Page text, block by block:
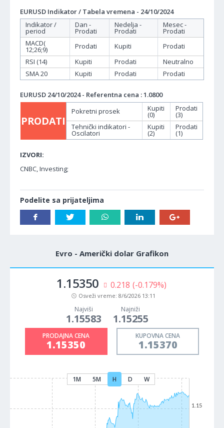
EURUSD Indikator / Tabela vremena - 24/10/2024
Indikator /
period
Dan -
Prodati
Nedelja -
Prodati
Mesec -
Prodati
MACD(
12;26;9) Prodati Kupiti
Prodati
RSI (14)
Kupiti Prodati
Neutralno
SMA 20
Kupiti Prodati Prodati
EURUSD 24/10/2024 - Referentna cena : 1.0800
PRODATI
Pokretni prosek Kupiti
(0)
Prodati
(3)
Tehnički indikatori -
Oscilatori
Kupiti
(2)
Prodati
(1)
IZVORI:
CNBC, Investing;
Podelite sa prijateljima
Evro - Američki dolar Grafikon
1.15350 0.218 (-0.179%)
Osveži vreme: 8/6/2026 13:11
Najviši
1.15583
Najniži
1.15255
PRODAJNA CENA
1.15350
KUPOVNA CENA
1.15370
1M 5M H D W
1.15